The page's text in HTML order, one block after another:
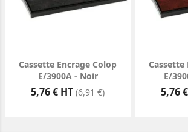
Cassette Encrage Colop
E/3900A - Noir
Prix
5,76 € HT (6,91 €)
Cassette
E/
Prix
5,76